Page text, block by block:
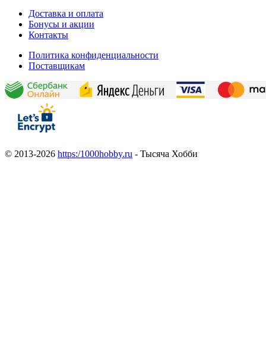
Доставка и оплата
Бонусы и акции
Контакты
Политика конфиденциальности
Поставщикам
© 2013-2026 https:/1000hobby.ru - Тысяча Хобби